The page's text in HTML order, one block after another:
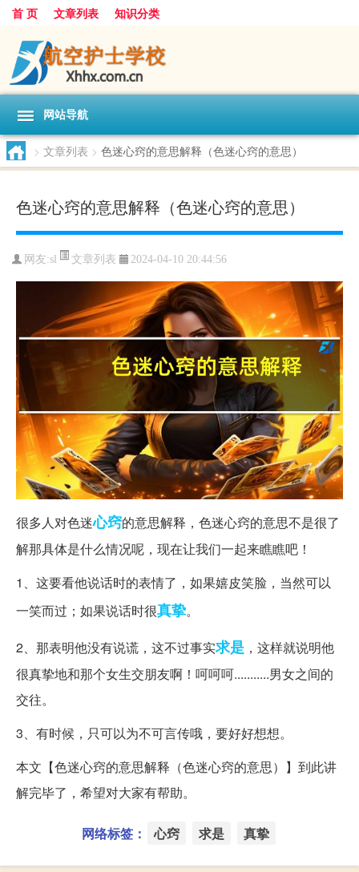
首 页 文章列表 知识分类
网站导航
> 文章列表 > 色迷心窍的意思解释（色迷心窍的意思）
色迷心窍的意思解释（色迷心窍的意思）
网友:sl 文章列表 2024-04-10 20:44:56
很多人对色迷心窍的意思解释，色迷心窍的意思不是很了
解那具体是什么情况呢，现在让我们一起来瞧瞧吧！
1、这要看他说话时的表情了，如果嬉皮笑脸，当然可以
一笑而过；如果说话时很真挚。
2、那表明他没有说谎，这不过事实求是 ，这样就说明他
很真挚地和那个女生交朋友啊！呵呵呵...........男女之间的
交往。
3、有时候，只可以为不可言传哦，要好好想想。
本文【色迷心窍的意思解释（色迷心窍的意思）】到此讲
解完毕了，希望对大家有帮助。
网络标签： 心窍 求是 真挚